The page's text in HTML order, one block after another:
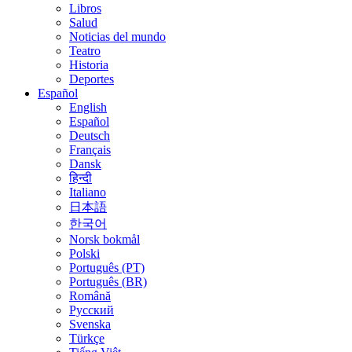
Libros
Salud
Noticias del mundo
Teatro
Historia
Deportes
Español
English
Español
Deutsch
Français
Dansk
हिन्दी
Italiano
日本語
한국어
Norsk bokmål
Polski
Português (PT)
Português (BR)
Română
Русский
Svenska
Türkçe